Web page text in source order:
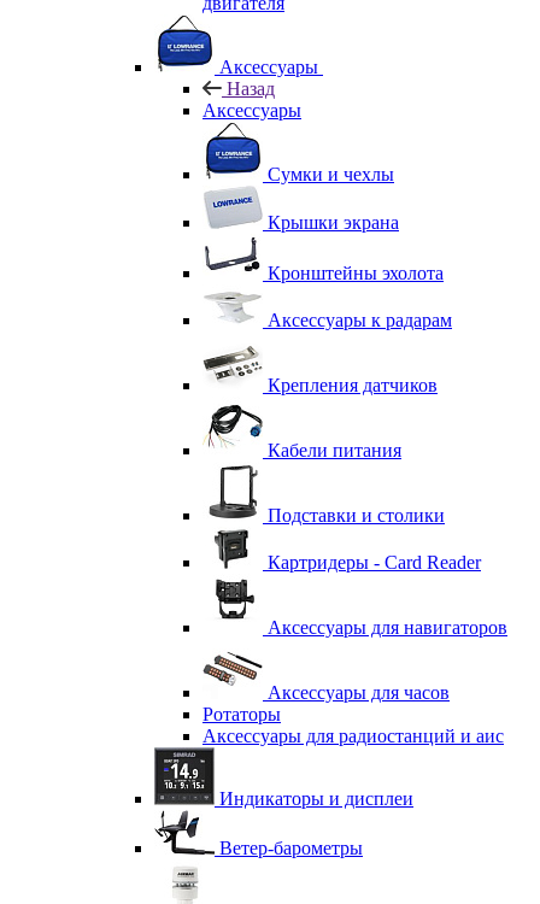
Аксессуары
Назад
Аксессуары
Сумки и чехлы
Крышки экрана
Кронштейны эхолота
Аксессуары к радарам
Крепления датчиков
Кабели питания
Подставки и столики
Картридеры - Card Reader
Аксессуары для навигаторов
Аксессуары для часов
Ротаторы
Аксессуары для радиостанций и аис
Индикаторы и дисплеи
Ветер-барометры